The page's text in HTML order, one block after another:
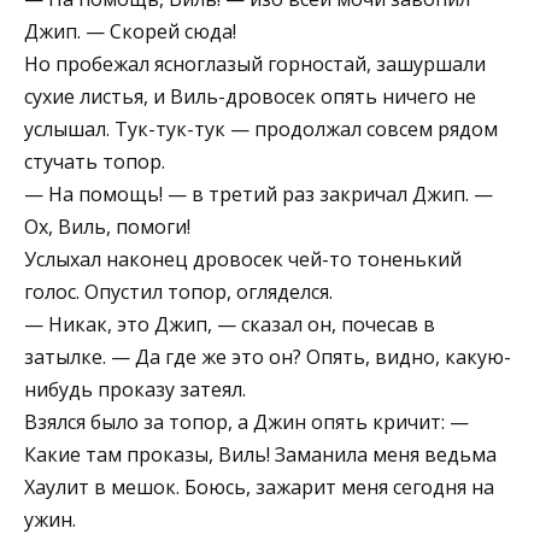
Джип. — Скорей сюда!
Но пробежал ясноглазый горностай, зашуршали
сухие листья, и Виль-дровосек опять ничего не
услышал. Тук-тук-тук — продолжал совсем рядом
стучать топор.
— На помощь! — в третий раз закричал Джип. —
Ох, Виль, помоги!
Услыхал наконец дровосек чей-то тоненький
голос. Опустил топор, огляделся.
— Никак, это Джип, — сказал он, почесав в
затылке. — Да где же это он? Опять, видно, какую-
нибудь проказу затеял.
Взялся было за топор, а Джин опять кричит: —
Какие там проказы, Виль! Заманила меня ведьма
Хаулит в мешок. Боюсь, зажарит меня сегодня на
ужин.